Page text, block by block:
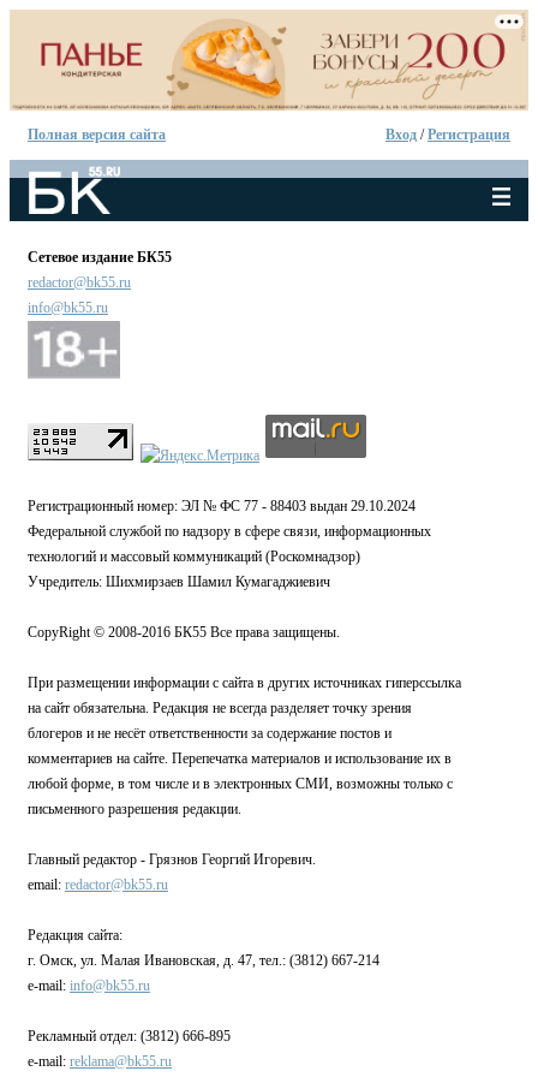
Полная версия сайта Вход /Регистрация
Сетевое издание БК55
redactor@bk55.ru
info@bk55.ru
Регистрационный номер: ЭЛ № ФС 77 - 88403 выдан 29.10.2024
Федеральной службой по надзору в сфере связи, информационных
технологий и массовый коммуникаций (Роскомнадзор)
Учредитель: Шихмирзаев Шамил Кумагаджиевич
CopyRight © 2008-2016 БК55 Все права защищены.
При размещении информации с сайта в других источниках гиперссылка
на сайт обязательна. Редакция не всегда разделяет точку зрения
блогеров и не несёт ответственности за содержание постов и
комментариев на сайте. Перепечатка материалов и использование их в
любой форме, в том числе и в электронных СМИ, возможны только с
письменного разрешения редакции.
Главный редактор - Грязнов Георгий Игоревич.
email: redactor@bk55.ru
Редакция сайта:
г. Омск, ул. Малая Ивановская, д. 47, тел.: (3812) 667-214
e-mail: info@bk55.ru
Рекламный отдел: (3812) 666-895
e-mail: reklama@bk55.ru